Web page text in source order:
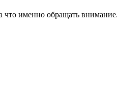
что именно обращать